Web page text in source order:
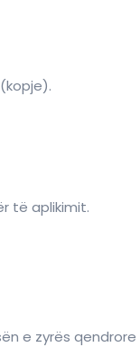
të aplikimit.
e zyrës qendrore